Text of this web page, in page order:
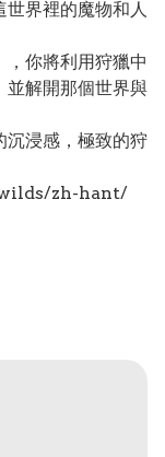
界裡的魔物和人
你將利用狩獵中
並解開那個世界與
沉浸感，極致的狩
zh-hant/